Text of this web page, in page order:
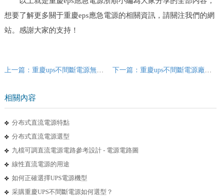
想要了解更多關于重慶eps應急電源的相關資訊，請關注我們的網
站。感謝大家的支持！
上一篇：重慶ups不間斷電源無法運行的原因
相關內容
分布式直流電源特點
分布式直流電源選型
九檔可調直流電源電路參考設計 - 電源電路圖
線性直流電源的用途
如何正確選擇UPS電源機型
采購重慶UPS不間斷電源如何選型？